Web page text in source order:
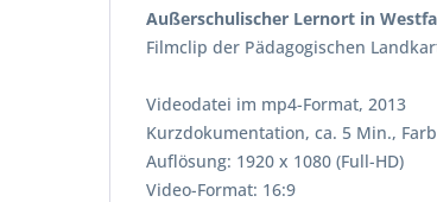
Außerschulischer Lernort in
Filmclip der Pädagogischen
Videodatei im mp4-Format, 2013
Kurzdokumentation, ca. 5 Min.,
Auflösung: 1920 x 1080 (Full-HD)
Video-Format: 16:9